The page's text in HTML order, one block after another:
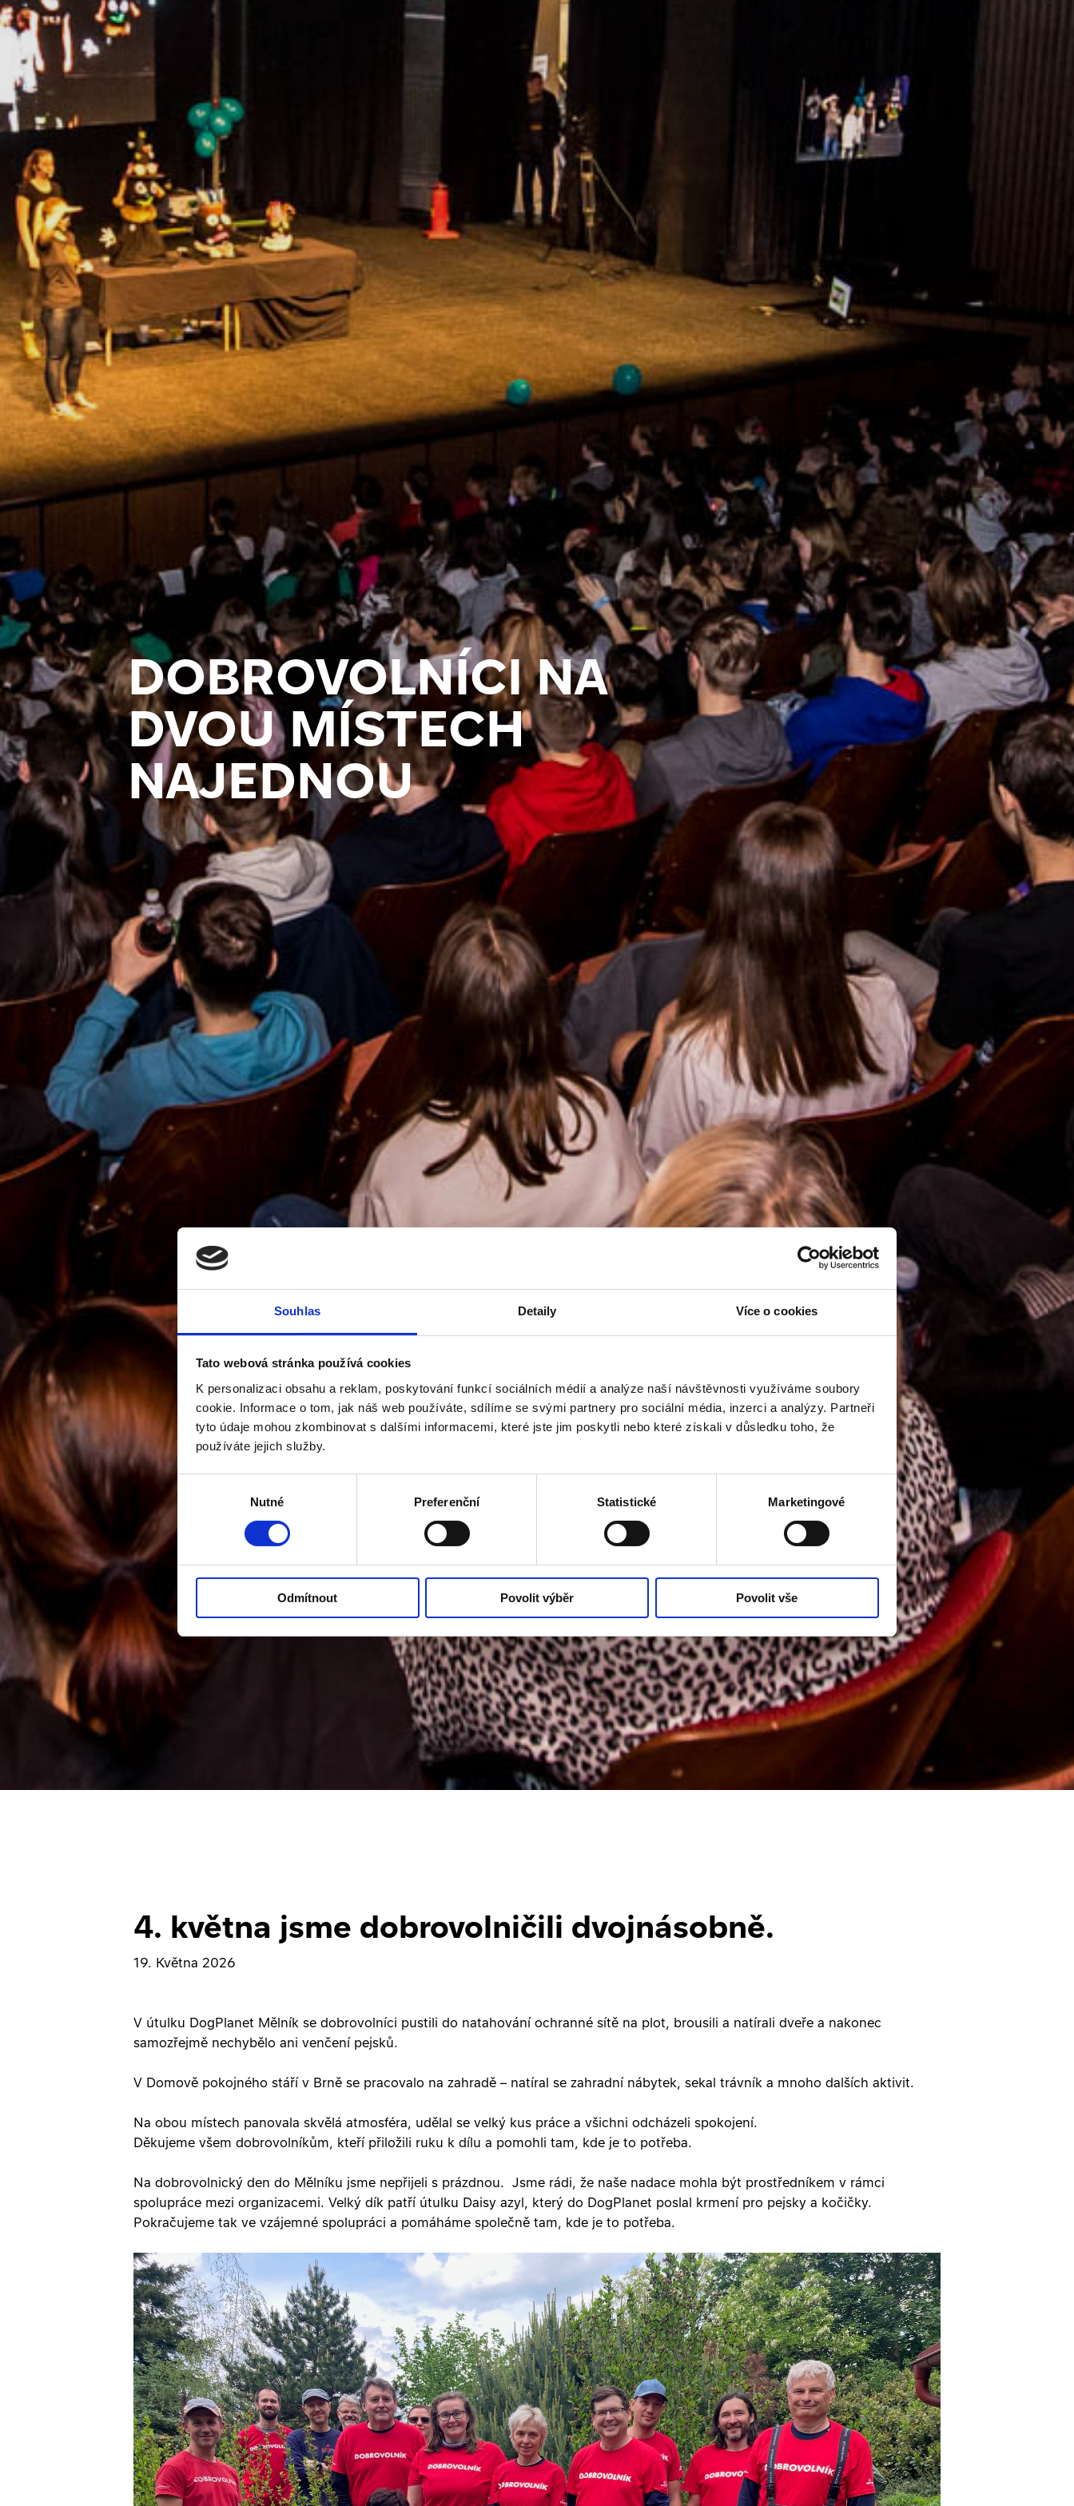
Souhlas Detaily Více o cookies
Tato webová stránka používá cookies
K personalizaci obsahu a reklam, poskytování funkcí sociálních médií a analýze naší návštěvnosti využíváme soubory
cookie. Informace o tom, jak náš web používáte, sdílíme se svými partnery pro sociální média, inzerci a analýzy. Partneři
tyto údaje mohou zkombinovat s dalšími informacemi, které jste jim poskytli nebo které získali v důsledku toho, že
používáte jejich služby.
Výběr
Nutné Preferenční Statistické Marketingové
Odmítnout Povolit výběr Povolit vše
DOBROVOLNÍCI NA
DVOU MÍSTECH
NAJEDNOU
4. května jsme dobrovolničili dvojnásobně.
19. Května 2026
V útulku DogPlanet Mělník se dobrovolníci pustili do natahování ochranné sítě na plot, brousili a natírali dveře a nakonec
samozřejmě nechybělo ani venčení pejsků.
V Domově pokojného stáří v Brně se pracovalo na zahradě – natíral se zahradní nábytek, sekal trávník a mnoho dalších aktivit.
Na obou místech panovala skvělá atmosféra, udělal se velký kus práce a všichni odcházeli spokojení.
Děkujeme všem dobrovolníkům, kteří přiložili ruku k dílu a pomohli tam, kde je to potřeba.
Na dobrovolnický den do Mělníku jsme nepřijeli s prázdnou. Jsme rádi, že naše nadace mohla být prostředníkem v rámci
spolupráce mezi organizacemi. Velký dík patří útulku Daisy azyl, který do DogPlanet poslal krmení pro pejsky a kočičky.
Pokračujeme tak ve vzájemné spolupráci a pomáháme společně tam, kde je to potřeba.